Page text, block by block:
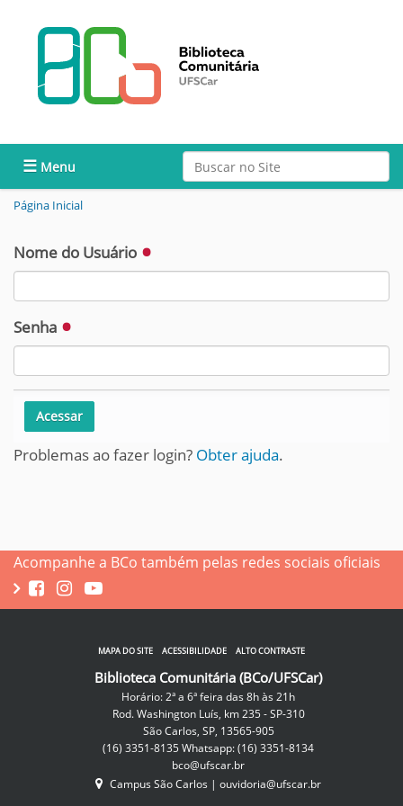
Busca
Busca Avançada…
Toggle navigation
Página Inicial
Nome do Usuário
Senha
Problemas ao fazer login? Obter ajuda.
Acompanhe a BCo também pelas redes sociais oficiais
MAPA DO SITE ACESSIBILIDADE ALTO CONTRASTE
Biblioteca Comunitária (BCo/UFSCar)
Horário: 2ª a 6ª feira das 8h às 21h
Rod. Washington Luís, km 235 - SP-310
São Carlos, SP, 13565-905
(16) 3351-8135 Whatsapp: (16) 3351-8134
bco@ufscar.br
Campus São Carlos | ouvidoria@ufscar.br